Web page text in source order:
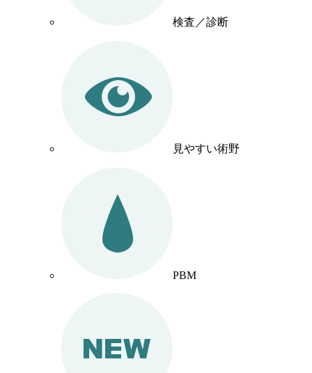
検査／診断
見やすい術野
PBM